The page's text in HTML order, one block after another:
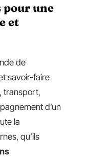
pour une
et
de
savoir-faire
transport,
d’un
la
qu’ils